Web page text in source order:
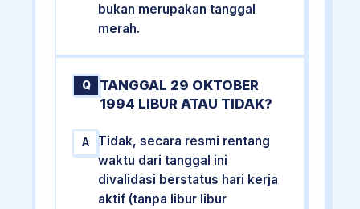
bukan merupakan tanggal
merah.
Q
TANGGAL 29 OKTOBER
1994 LIBUR ATAU TIDAK?
A
Tidak, secara resmi rentang
waktu dari tanggal ini
divalidasi berstatus hari kerja
aktif (tanpa libur libur